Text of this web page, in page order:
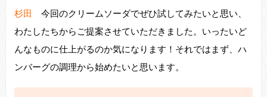
杉田 今回のクリームソーダでぜひ試してみたいと思い、
わたしたちからご提案させていただきました。いったいど
んなものに仕上がるのか気になります！それではまず、ハ
ンバーグの調理から始めたいと思います。